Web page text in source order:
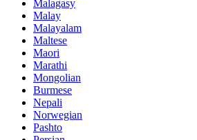
Malagasy
Malay
Malayalam
Maltese
Maori
Marathi
Mongolian
Burmese
Nepali
Norwegian
Pashto